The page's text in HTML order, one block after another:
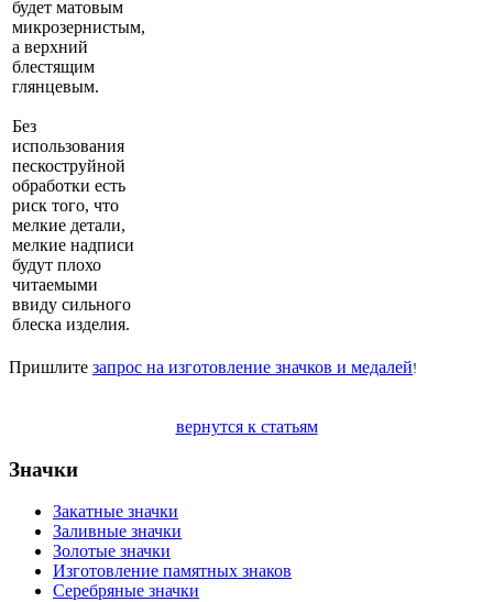
будет матовым
микрозернистым,
а верхний
блестящим
глянцевым.
Без
использования
пескоструйной
обработки есть
риск того, что
мелкие детали,
мелкие надписи
будут плохо
читаемыми
ввиду сильного
блеска изделия.
Пришлите запрос на изготовление значков и медалей!
вернутся к статьям
Значки
Закатные значки
Заливные значки
Золотые значки
Изготовление памятных знаков
Серебряные значки